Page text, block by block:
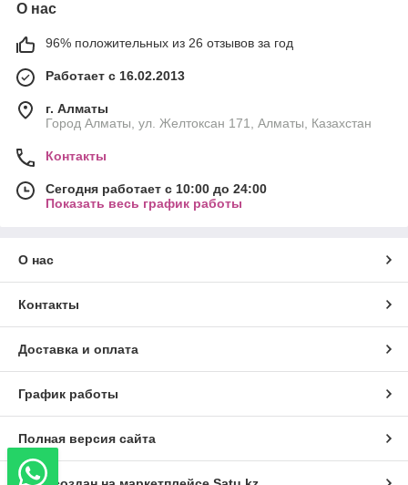
О нас
96% положительных из 26 отзывов за год
Работает с 16.02.2013
г. Алматы
Город Алматы, ул. Желтоксан 171, Алматы, Казахстан
Контакты
Сегодня работает с 10:00 до 24:00
Показать весь график работы
О нас
Контакты
Доставка и оплата
График работы
Полная версия сайта